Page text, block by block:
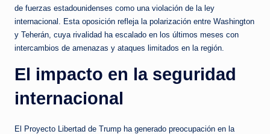
de fuerzas estadounidenses como una violación de la ley
internacional. Esta oposición refleja la polarización entre Washington
y Teherán, cuya rivalidad ha escalado en los últimos meses con
intercambios de amenazas y ataques limitados en la región.
El impacto en la seguridad
internacional
El Proyecto Libertad de Trump ha generado preocupación en la